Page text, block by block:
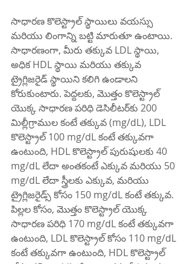
సాధారణ కొలెస్ట్రాల్ స్థాయిలు వయస్సు
మరియు లింగాన్ని బట్టి మారుతూ ఉంటాయి.
సాధారణంగా, మీరు తక్కువ LDL స్థాయి,
అధిక HDL స్థాయి మరియు తక్కువ
ట్రైగ్లిజరైడ్ స్థాయిని కలిగి ఉండాలని
కోరుకుంటారు. పెద్దలకు, మొత్తం కొలెస్ట్రాల్
యొక్క సాధారణ పరిధి డెసిలీటర్‌కు 200
మిల్లీగ్రాముల కంటే తక్కువ (mg/dL), LDL
కొలెస్ట్రాల్ 100 mg/dL కంటే తక్కువగా
ఉంటుంది, HDL కొలెస్ట్రాల్ పురుషులకు 40
mg/dL లేదా అంతకంటే ఎక్కువ మరియు 50
mg/dL లేదా స్త్రీలకు ఎక్కువ, మరియు
ట్రైగ్లిజరైడ్స్ కోసం 150 mg/dL కంటే తక్కువ.
పిల్లల కోసం, మొత్తం కొలెస్ట్రాల్ యొక్క
సాధారణ పరిధి 170 mg/dL కంటే తక్కువగా
ఉంటుంది, LDL కొలెస్ట్రాల్ కోసం 110 mg/dL
కంటే తక్కువగా ఉంటుంది, HDL కొలెస్ట్రాల్